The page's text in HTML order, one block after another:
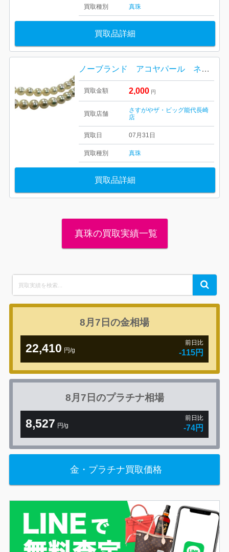
買取種別 真珠
買取品詳細
ノーブランド アコヤパール ネックレス 買取り
買取金額 2,000 円
買取店舗
さすがやザ・ビッグ能代長崎
店
買取日 07月31日
買取種別 真珠
買取品詳細
真珠の買取実績一覧
for:
Search
8月7日の金相場
22,410 円/g
前日比
-115円
8月7日のプラチナ相場
8,527 円/g
前日比
-74円
金・プラチナ買取価格